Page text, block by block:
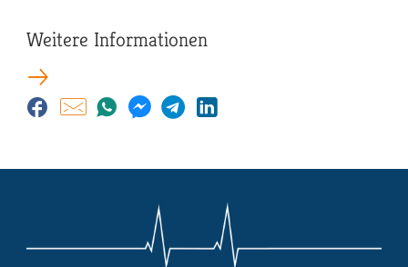
Weitere Informationen